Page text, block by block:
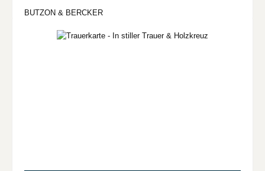
BUTZON & BERCKER
Bildergalerie überspringen